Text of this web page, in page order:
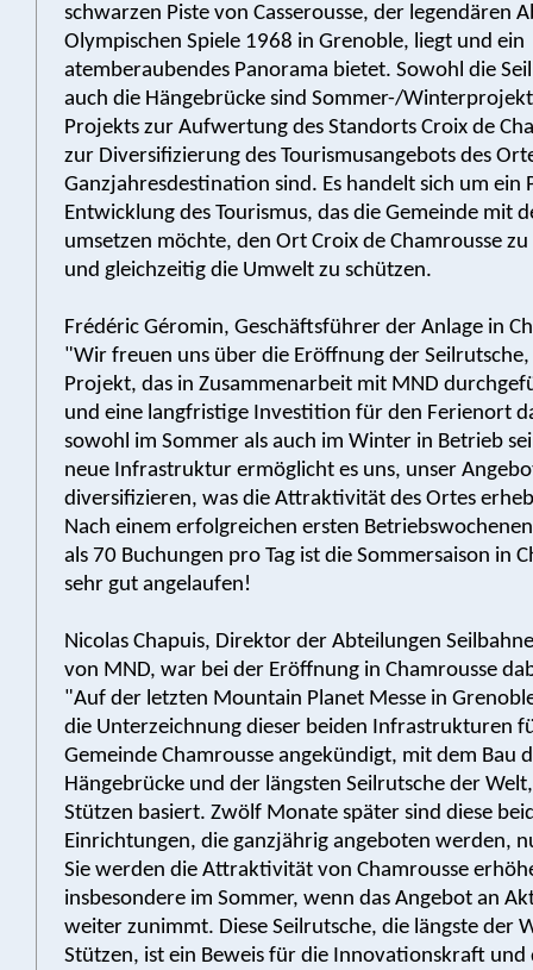
schwarzen Piste von Casserousse, der legendären
Olympischen Spiele 1968 in Grenoble, liegt und ein
atemberaubendes Panorama bietet. Sowohl die
auch die Hängebrücke sind Sommer-/
Projekts zur Aufwertung des Standorts Croix de
zur Diversifizierung des Tourismusangebots des
Ganzjahresdestination sind. Es handelt sich um ein
Entwicklung des Tourismus, das die Gemeinde mit
umsetzen möchte, den Ort Croix de Chamrousse
und gleichzeitig die Umwelt zu schützen.
Frédéric Géromin, Geschäftsführer der Anlage in
"Wir freuen uns über die Eröffnung der
Projekt, das in Zusammenarbeit mit MND
und eine langfristige Investition für den Ferienort
sowohl im Sommer als auch im Winter in Betrieb
neue Infrastruktur ermöglicht es uns, unser
diversifizieren, was die Attraktivität des Ortes
Nach einem erfolgreichen ersten
als 70 Buchungen pro Tag ist die Sommersaison in
sehr gut angelaufen!
Nicolas Chapuis, Direktor der Abteilungen
von MND, war bei der Eröffnung in Chamrousse
"Auf der letzten Mountain Planet Messe in
die Unterzeichnung dieser beiden Infrastrukturen
Gemeinde Chamrousse angekündigt, mit dem Bau
Hängebrücke und der längsten Seilrutsche der
Stützen basiert. Zwölf Monate später sind diese
Einrichtungen, die ganzjährig angeboten werden,
Sie werden die Attraktivität von Chamrousse
insbesondere im Sommer, wenn das Angebot an
weiter zunimmt. Diese Seilrutsche, die längste der
Stützen, ist ein Beweis für die Innovationskraft und